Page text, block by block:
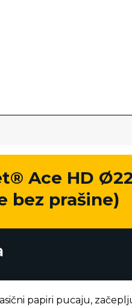
Ace HD
bez prašine)
papiri pucaju,